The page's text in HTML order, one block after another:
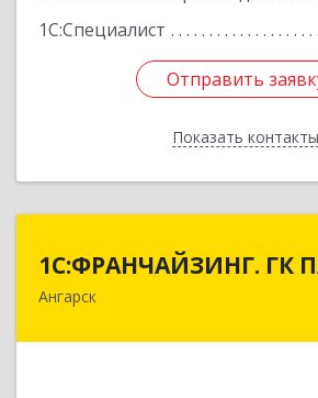
1С:Специалист
Отправить
Показать контакты
Отправить
Назад
1С:ФРАНЧАЙЗИНГ. ГК
Ангарск
1С:ФРАНЧАЙЗИНГ.